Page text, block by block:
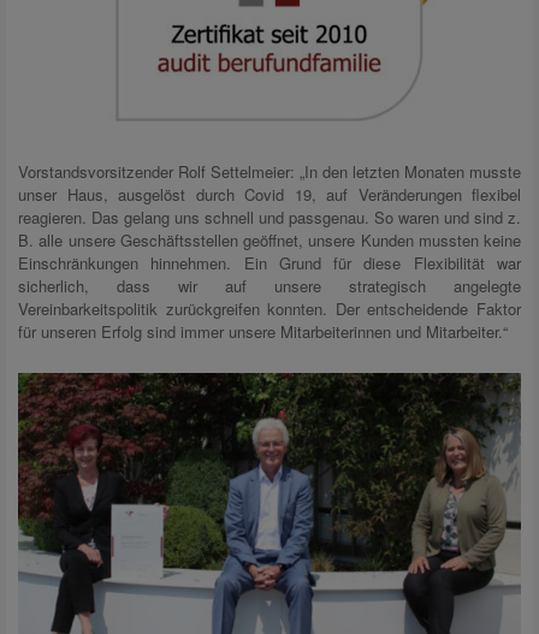
Vorstandsvorsitzender Rolf Settelmeier: „In den letzten Monaten musste
unser Haus, ausgelöst durch Covid 19, auf Veränderungen flexibel
reagieren. Das gelang uns schnell und passgenau. So waren und sind z.
B. alle unsere Geschäftsstellen geöffnet, unsere Kunden mussten keine
Einschränkungen hinnehmen. Ein Grund für diese Flexibilität war
sicherlich, dass wir auf unsere strategisch angelegte
Vereinbarkeitspolitik zurückgreifen konnten. Der entscheidende Faktor
für unseren Erfolg sind immer unsere Mitarbeiterinnen und Mitarbeiter.“